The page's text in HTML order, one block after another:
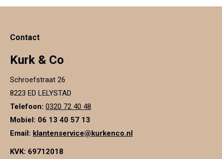
Contact
Kurk & Co
Schroefstraat 26
8223 ED LELYSTAD
Telefoon: 0320 72 40 48
Mobiel: 06 13 40 57 13
Email: klantenservice@kurkenco.nl
KVK: 69712018